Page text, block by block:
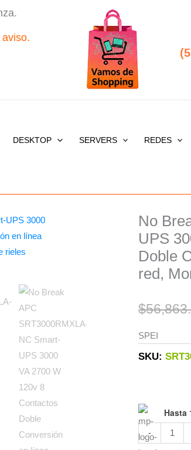
DESKTOP SERVERS REDES
No
UPS
Doble
red,
$
SPEI
SKU:
Hasta
-
No
Break
APC
UPS
3000
VA
2700
8
Contactos
Doble